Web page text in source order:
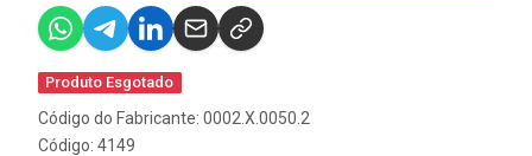
Produto Esgotado
Código do Fabricante: 0002.X.0050.2
Código: 4149